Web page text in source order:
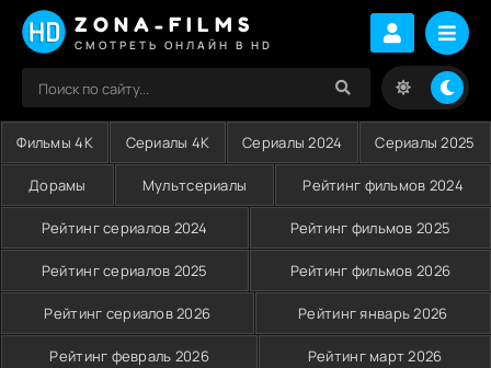
ZONA-FILMS
СМОТРЕТЬ ОНЛАЙН В HD
Фильмы 4K Сериалы 4K Сериалы 2024 Сериалы 2025
Дорамы Мультсериалы Рейтинг фильмов 2024
Рейтинг сериалов 2024 Рейтинг фильмов 2025
Рейтинг сериалов 2025 Рейтинг фильмов 2026
Рейтинг сериалов 2026 Рейтинг январь 2026
Рейтинг февраль 2026 Рейтинг март 2026